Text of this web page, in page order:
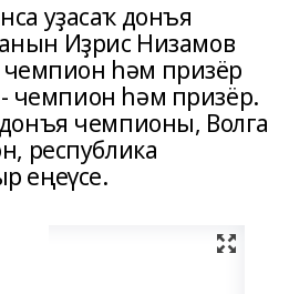
уҙасаҡ донъя
Иҙрис Низамов
чемпион һәм призёр
- чемпион һәм призёр.
чемпионы, Волга
республика
еңеүсе.